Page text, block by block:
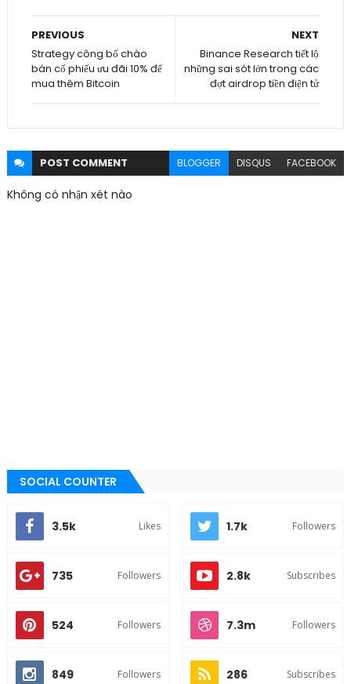
NEXT
Binance Research tiết lộ
những sai sót lớn trong các
đợt airdrop tiền điện tử
PREVIOUS
Strategy công bố chào
bán cổ phiếu ưu đãi 10% để
mua thêm Bitcoin
POST COMMENT BLOGGER DISQUS FACEBOOK
Không có nhận xét nào
SOCIAL COUNTER
3.5k Likes 1.7k Followers
735 Followers 2.8k Subscribes
524 Followers 7.3m Followers
849 Followers 286 Subscribes